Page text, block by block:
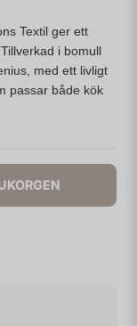
Textil ger ett
i bomull
med ett livligt
passar både kök